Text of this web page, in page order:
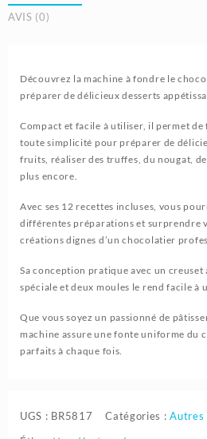
de
chocolat
AVIS (0)
Découvrez la machine à fondre le
préparer de délicieux desserts
Compact et facile à utiliser, il permet
toute simplicité pour préparer de
fruits, réaliser des truffes, du nougat, de
plus encore.
Avec ses 12 recettes incluses, vous
différentes préparations et surprendre
créations dignes d’un chocolatier
Sa conception pratique avec un
spéciale et deux moules le rend facile à
Que vous soyez un passionné de
machine assure une fonte uniforme du
parfaits à chaque fois.
UGS : BR5817 Catégories :Autres